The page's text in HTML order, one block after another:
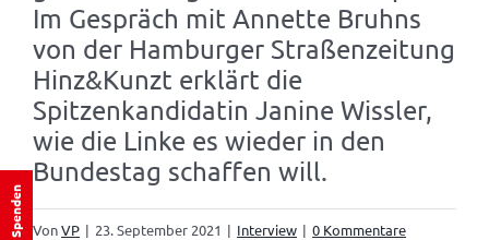
Im Gespräch mit Annette Bruhns
von der Hamburger Straßenzeitung
Hinz&Kunzt erklärt die
Spitzenkandidatin Janine Wissler,
wie die Linke es wieder in den
Bundestag schaffen will.
VonVP | 23. September 2021 | Interview | 0 Kommentare
Spenden